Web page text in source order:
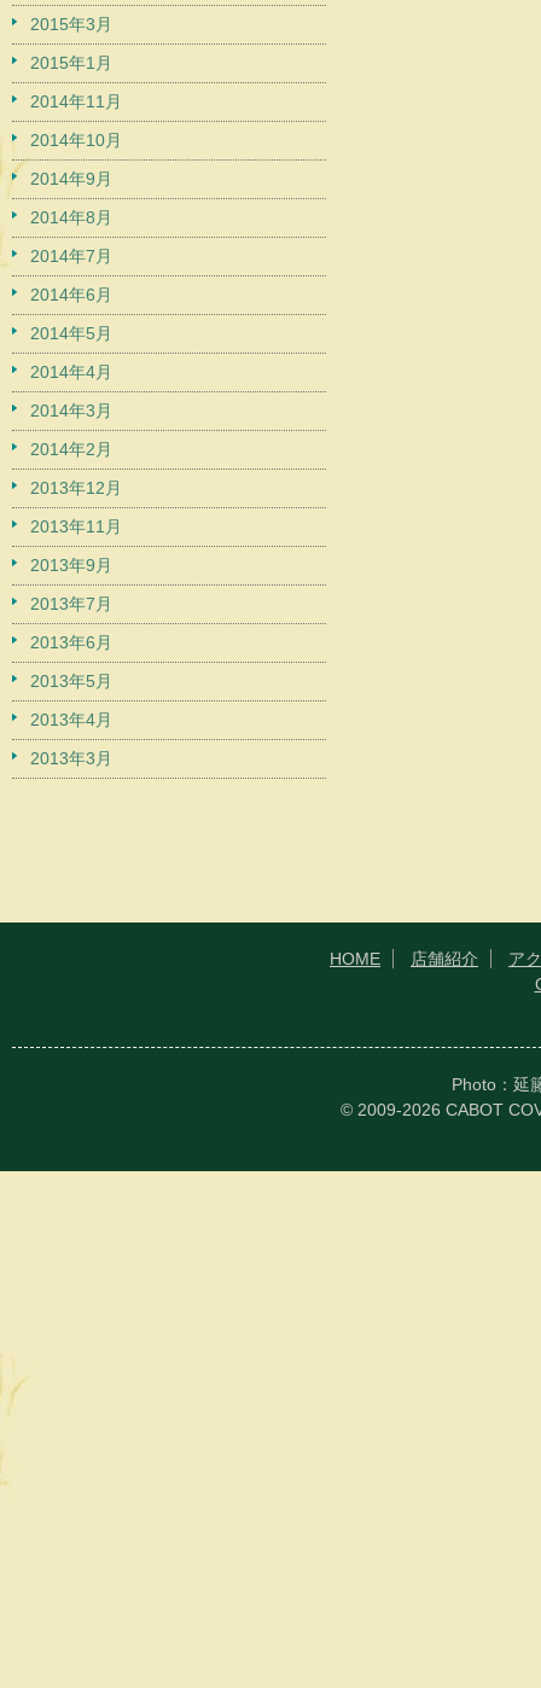
2015年3月
2015年1月
2014年11月
2014年10月
2014年9月
2014年8月
2014年7月
2014年6月
2014年5月
2014年4月
2014年3月
2014年2月
2013年12月
2013年11月
2013年9月
2013年7月
2013年6月
2013年5月
2013年4月
2013年3月
HOME 店舗紹介
ア
Photo：延
© 2009-2026 CABOT